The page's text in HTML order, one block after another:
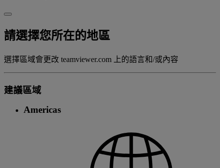
請選擇您所在的地區
選擇區域會更改 teamviewer.com 上的語言和/或內容
建議區域
Americas